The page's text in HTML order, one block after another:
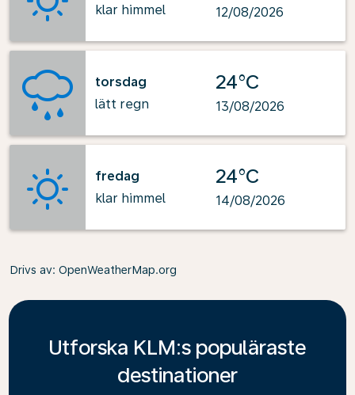
klar himmel
12/08/2026
torsdag
lätt regn
24°C
13/08/2026
fredag
klar himmel
24°C
14/08/2026
Drivs av: OpenWeatherMap.org
Utforska KLM:s populäraste
destinationer